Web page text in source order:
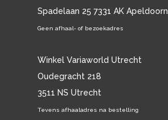
Spadelaan 25 7331 AK Apeldoorn
Geen afhaal- of bezoekadres
Winkel Variaworld Utrecht
Oudegracht 218
3511 NS Utrecht
Tevens afhaaladres na bestelling